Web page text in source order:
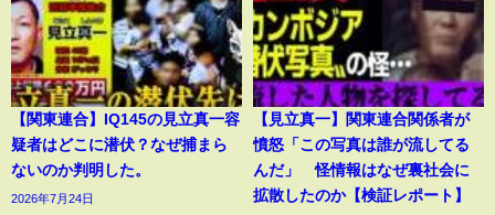
【関東連合】IQ145の見立真一容
疑者はどこに潜伏？なぜ捕まら
ないのか判明した。
2026年7月24日
【見立真一】関東連合関係者が
憤怒「この写真は誰が流してる
んだ」 怪情報はなぜ裏社会に
拡散したのか【検証レポート】